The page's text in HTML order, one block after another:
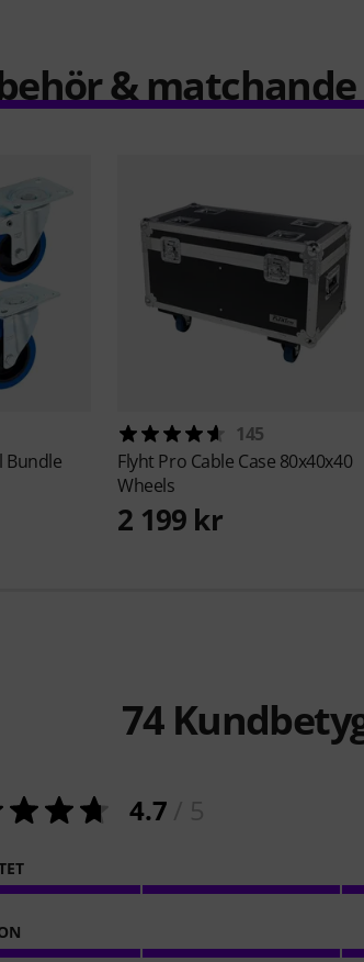
&
Bundle
145
Flyht Pro Cable Case 80x40x40
Wheels
2 199 kr
74
4.7